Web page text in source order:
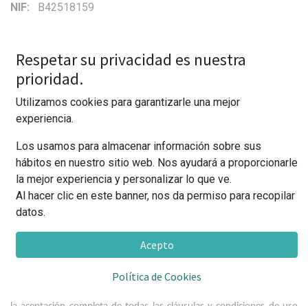
NIF: B42518159
Correo electrónico: info@laticrooms.com
Sitio Web:
La finalidad del sitio Web https://laticrooms.esy
https://laticrooms.com esproporcionar un medio de contacto, así
como información de interés y comercial a cerca del establecimiento
de hospedaje L’Àtic Rooms.
Condiciones de Uso
Respetar su privacidad es nuestra
prioridad.
Utilizamos cookies para garantizarle una mejor
experiencia.
Los usamos para almacenar información sobre sus
hábitos en nuestro sitio web. Nos ayudará a proporcionarle
la mejor experiencia y personalizar lo que ve.
Al hacer clic en este banner, nos da permiso para recopilar
datos.
Acepto
Política de Cookies